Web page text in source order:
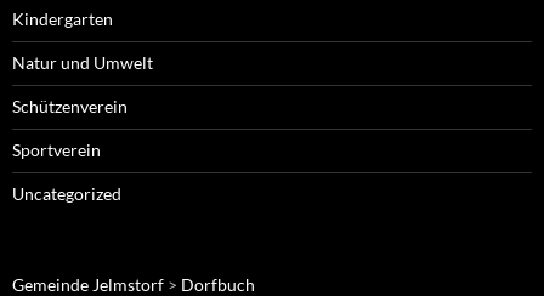
Kindergarten
Natur und Umwelt
Schützenverein
Sportverein
Uncategorized
Gemeinde Jelmstorf > Dorfbuch